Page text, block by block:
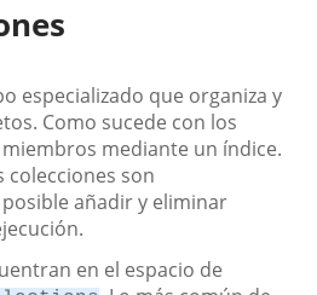
especializado que organiza y
Como sucede con los
mediante un índice.
colecciones son
añadir y eliminar
en el espacio de